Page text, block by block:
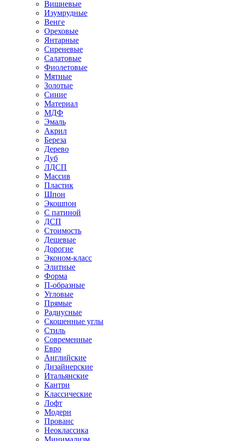
Вишневые
Изумрудные
Венге
Ореховые
Янтарные
Сиреневые
Салатовые
Фиолетовые
Мятные
Золотые
Синие
Материал
МДФ
Эмаль
Акрил
Береза
Дерево
Дуб
ЛДСП
Массив
Пластик
Шпон
Экошпон
С патиной
ДСП
Стоимость
Дешевые
Дорогие
Эконом-класс
Элитные
Форма
П-образные
Угловые
Прямые
Радиусные
Скошенные углы
Стиль
Современные
Евро
Английские
Дизайнерские
Итальянские
Кантри
Классические
Лофт
Модерн
Прованс
Неоклассика
Минимализм